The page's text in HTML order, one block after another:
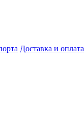
Доставка и оплата